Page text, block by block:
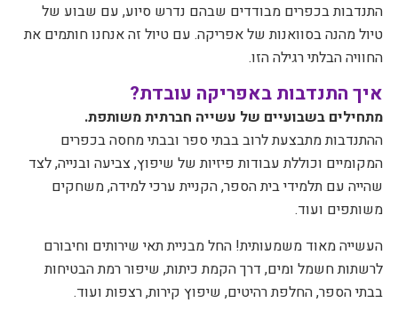
התנדבות בכפרים מבודדים שבהם נדרש סיוע, עם שבוע של
טיול מהנה בסוואנות של אפריקה. עם טיול זה אנחנו חותמים את
החוויה הבלתי רגילה הזו.
איך התנדבות באפריקה עובדת?
מתחילים בשבועיים של עשייה חברתית משותפת.
ההתנדבות מתבצעת לרוב בבתי ספר ובבתי מחסה בכפרים
המקומיים וכוללת עבודות פיזיות של שיפוץ, צביעה ובנייה, לצד
שהייה עם תלמידי בית הספר, הקניית ערכי למידה, משחקים
משותפים ועוד.
העשייה מאוד משמעותית! החל מבניית תאי שירותים וחיבורם
לרשתות חשמל ומים, דרך הקמת כיתות, שיפור רמת הבטיחות
בבתי הספר, החלפת רהיטים, שיפוץ קירות, רצפות ועוד.